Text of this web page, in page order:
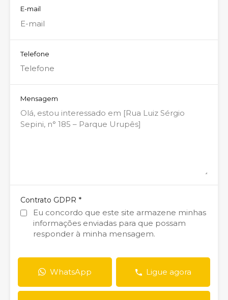
E-mail
Telefone
Mensagem
Contrato GDPR *
Eu concordo que este site armazene minhas
informações enviadas para que possam
responder à minha mensagem.
WhatsApp Ligue agora